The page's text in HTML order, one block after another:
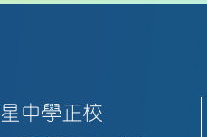
中學正校